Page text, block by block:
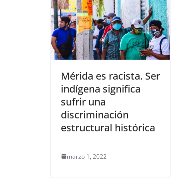
Mérida es racista. Ser
indígena significa
sufrir una
discriminación
estructural histórica
marzo 1, 2022